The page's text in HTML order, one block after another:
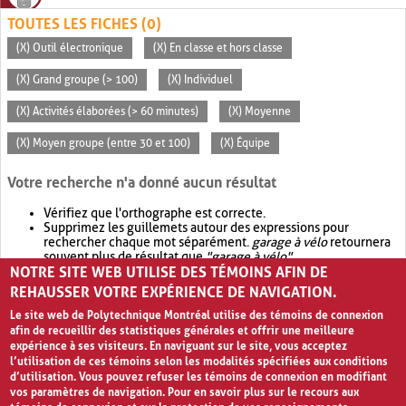
TOUTES LES FICHES (0)
(X) Outil électronique (X) En classe et hors classe
(X) Grand groupe (> 100) (X) Individuel
(X) Activités élaborées (> 60 minutes) (X) Moyenne
(X) Moyen groupe (entre 30 et 100) (X) Équipe
Votre recherche n'a donné aucun résultat
Vérifiez que l'orthographe est correcte.
Supprimez les guillemets autour des expressions pour
rechercher chaque mot séparément. garage à véloretournera
souvent plus de résultat que"garage à vélo".
Envisagez d'élargir votre recherche avec OR.garage OR vélo
retournera souvent plus de résultat quegarage à vélo
NOTRE SITE WEB UTILISE DES TÉMOINS AFIN DE
REHAUSSER VOTRE EXPÉRIENCE DE NAVIGATION.
Le site web de Polytechnique Montréal utilise des témoins de connexion
afin de recueillir des statistiques générales et offrir une meilleure
expérience à ses visiteurs. En naviguant sur le site, vous acceptez
l’utilisation de ces témoins selon les modalités spécifiées aux conditions
d’utilisation. Vous pouvez refuser les témoins de connexion en modifiant
vos paramètres de navigation. Pour en savoir plus sur le recours aux